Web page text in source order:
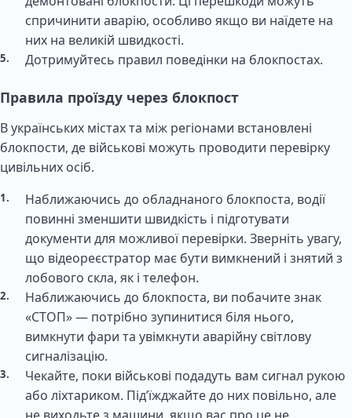
спричинити аварію, особливо якщо ви наїдете на
них на великій швидкості.
Дотримуйтесь правил поведінки на блокпостах.
Правила проїзду через блокпост
В українських містах та між регіонами встановлені
блокпости, де військові можуть проводити перевірку
цивільних осіб.
Наближаючись до обладнаного блокпоста, водії
повинні зменшити швидкість і підготувати
документи для можливої перевірки. Зверніть увагу,
що відеореєстратор має бути вимкнений і знятий з
лобового скла, як і телефон.
Наближаючись до блокпоста, ви побачите знак
«СТОП» — потрібно зупинитися біля нього,
вимкнути фари та увімкнути аварійну світлову
сигналізацію.
Чекайте, поки військові подадуть вам сигнал рукою
або ліхтариком. Під’їжджайте до них повільно, але